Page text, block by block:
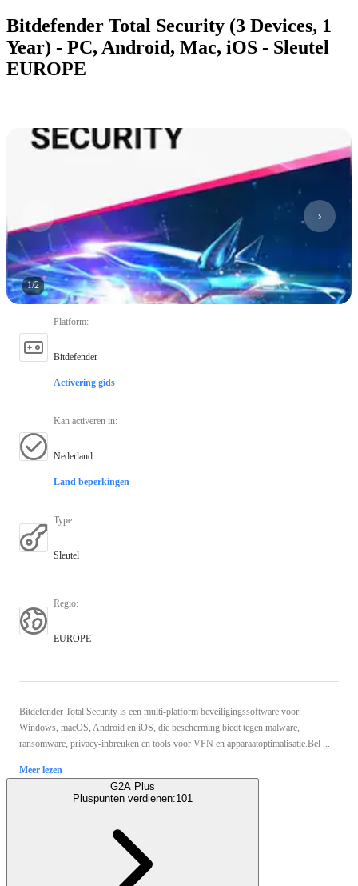
Bitdefender Total Security (3 Devices, 1
Year) - PC, Android, Mac, iOS - Sleutel
EUROPE
1/2
Platform:
Bitdefender
Activering gids
Kan activeren in:
Nederland
Land beperkingen
Type:
Sleutel
Regio:
EUROPE
Bitdefender Total Security is een multi-platform beveiligingssoftware voor
Windows, macOS, Android en iOS, die bescherming biedt tegen malware,
ransomware, privacy-inbreuken en tools voor VPN en apparaatoptimalisatie.Bel ...
Meer lezen
G2A Plus
Pluspunten verdienen:101